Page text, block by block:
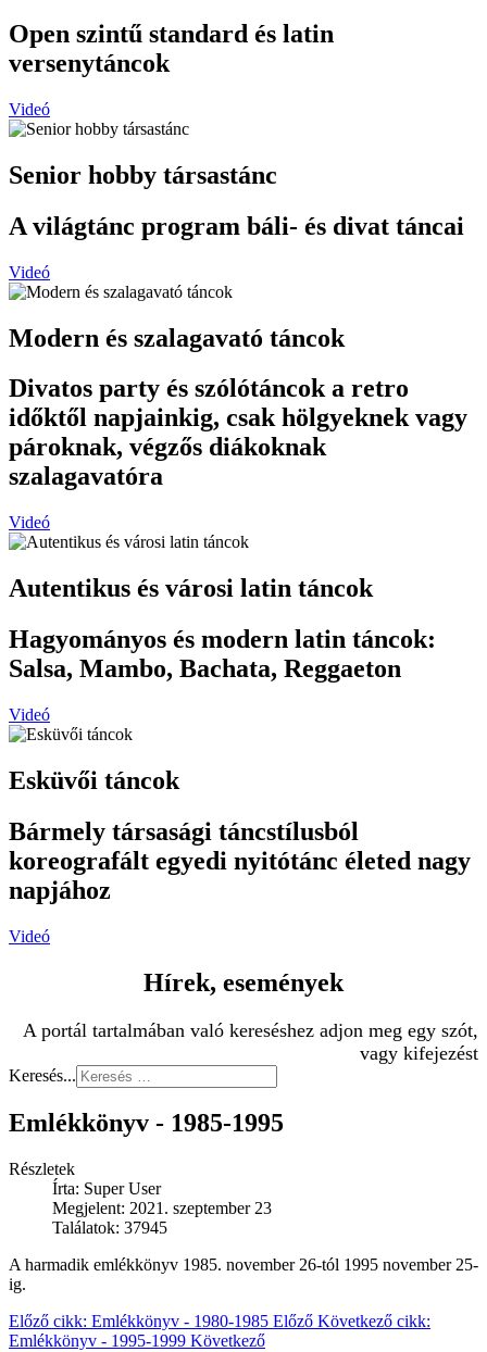
Open szintű standard és latin
versenytáncok
Videó
Senior hobby társastánc
A világtánc program báli- és divat táncai
Videó
Modern és szalagavató táncok
Divatos party és szólótáncok a retro
időktől napjainkig, csak hölgyeknek vagy
pároknak, végzős diákoknak
szalagavatóra
Videó
Autentikus és városi latin táncok
Hagyományos és modern latin táncok:
Salsa, Mambo, Bachata, Reggaeton
Videó
Esküvői táncok
Bármely társasági táncstílusból
koreografált egyedi nyitótánc életed nagy
napjához
Videó
Hírek, események
A portál tartalmában való kereséshez adjon meg egy szót,
vagy kifejezést
Keresés...
Emlékkönyv - 1985-1995
Részletek
Írta: Super User
Megjelent: 2021. szeptember 23
Találatok: 37945
A harmadik emlékkönyv 1985. november 26-tól 1995 november 25-
ig.
Előző cikk: Emlékkönyv - 1980-1985 Előző Következő cikk:
Emlékkönyv - 1995-1999 Következő